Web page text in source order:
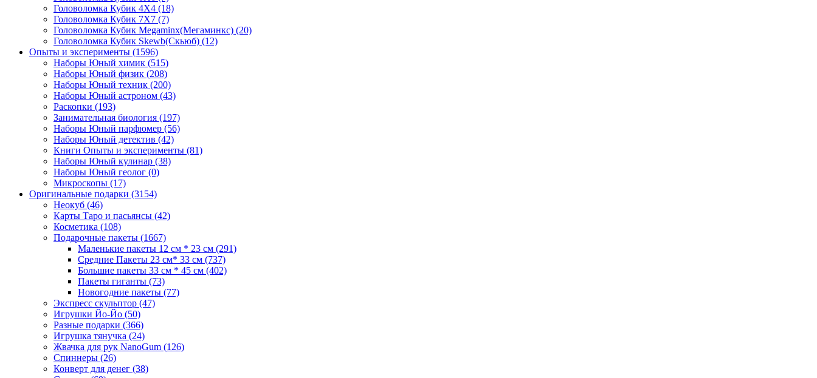
Головоломка Кубик 4Х4 (18)
Головоломка Кубик 7Х7 (7)
Головоломка Кубик Megaminx(Мегаминкс) (20)
Головоломка Кубик Skewb(Скьюб) (12)
Опыты и эксперименты (1596)
Наборы Юный химик (515)
Наборы Юный физик (208)
Наборы Юный техник (200)
Наборы Юный астроном (43)
Раскопки (193)
Занимательная биология (197)
Наборы Юный парфюмер (56)
Наборы Юный детектив (42)
Книги Опыты и эксперименты (81)
Наборы Юный кулинар (38)
Наборы Юный геолог (0)
Микроскопы (17)
Оригинальные подарки (3154)
Неокуб (46)
Карты Таро и пасьянсы (42)
Косметика (108)
Подарочные пакеты (1667)
Маленькие пакеты 12 см * 23 см (291)
Средние Пакеты 23 см* 33 см (737)
Большие пакеты 33 см * 45 см (402)
Пакеты гиганты (73)
Новогодние пакеты (77)
Экспресс скульптор (47)
Игрушки Йо-Йо (50)
Разные подарки (366)
Игрушка тянучка (24)
Жвачка для рук NanoGum (126)
Спиннеры (26)
Конверт для денег (38)